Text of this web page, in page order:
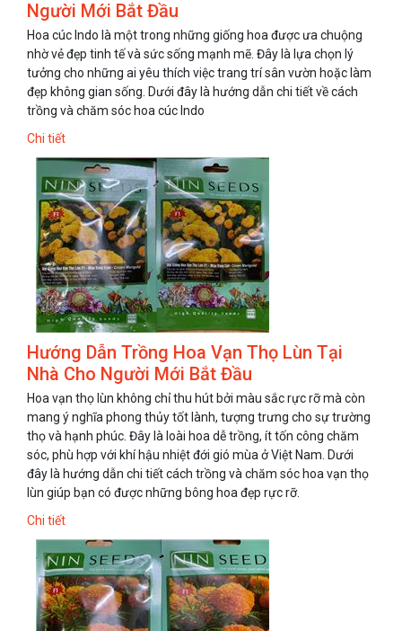
Người Mới Bắt Đầu
Hoa cúc Indo là một trong những giống hoa được ưa chuộng
nhờ vẻ đẹp tinh tế và sức sống mạnh mẽ. Đây là lựa chọn lý
tưởng cho những ai yêu thích việc trang trí sân vườn hoặc làm
đẹp không gian sống. Dưới đây là hướng dẫn chi tiết về cách
trồng và chăm sóc hoa cúc Indo
Chi tiết
Hướng Dẫn Trồng Hoa Vạn Thọ Lùn Tại
Nhà Cho Người Mới Bắt Đầu
Hoa vạn thọ lùn không chỉ thu hút bởi màu sắc rực rỡ mà còn
mang ý nghĩa phong thủy tốt lành, tượng trưng cho sự trường
thọ và hạnh phúc. Đây là loài hoa dễ trồng, ít tốn công chăm
sóc, phù hợp với khí hậu nhiệt đới gió mùa ở Việt Nam. Dưới
đây là hướng dẫn chi tiết cách trồng và chăm sóc hoa vạn thọ
lùn giúp bạn có được những bông hoa đẹp rực rỡ.
Chi tiết